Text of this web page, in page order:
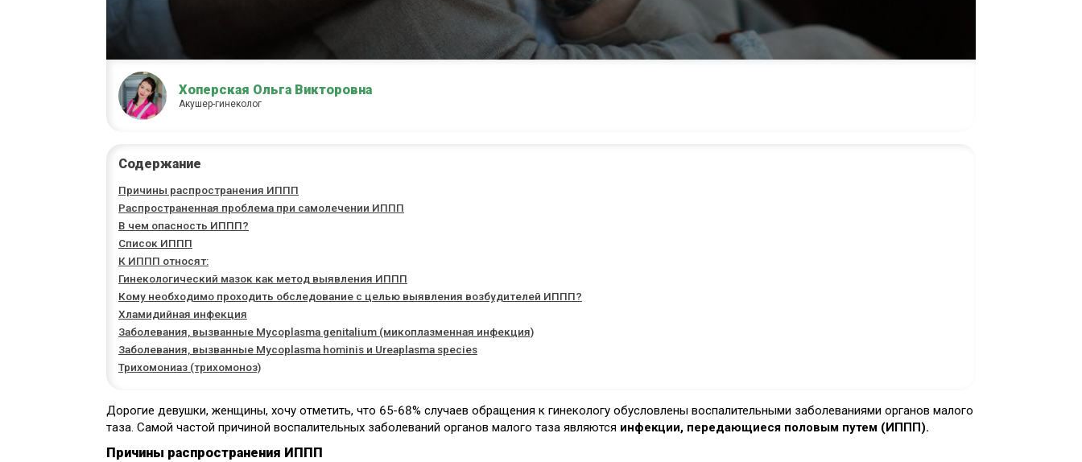
Хоперская Ольга Викторовна
Акушер-гинеколог
Содержание
Причины распространения ИППП
Распространенная проблема при самолечении ИППП
В чем опасность ИППП?
Список ИППП
К ИППП относят:
Гинекологический мазок как метод выявления ИППП
Кому необходимо проходить обследование с целью выявления возбудителей ИППП?
Хламидийная инфекция
Заболевания, вызванные Mycoplasma genitalium (микоплазменная инфекция)
Заболевания, вызванные Mycoplasma hominis и Ureaplasma species
Трихомониаз (трихомоноз)
Дорогие девушки, женщины, хочу отметить, что 65-68% случаев обращения к гинекологу обусловлены воспалительными заболеваниями органов малого
таза. Самой частой причиной воспалительных заболеваний органов малого таза являются инфекции, передающиеся половым путем (ИППП).
Причины распространения ИППП